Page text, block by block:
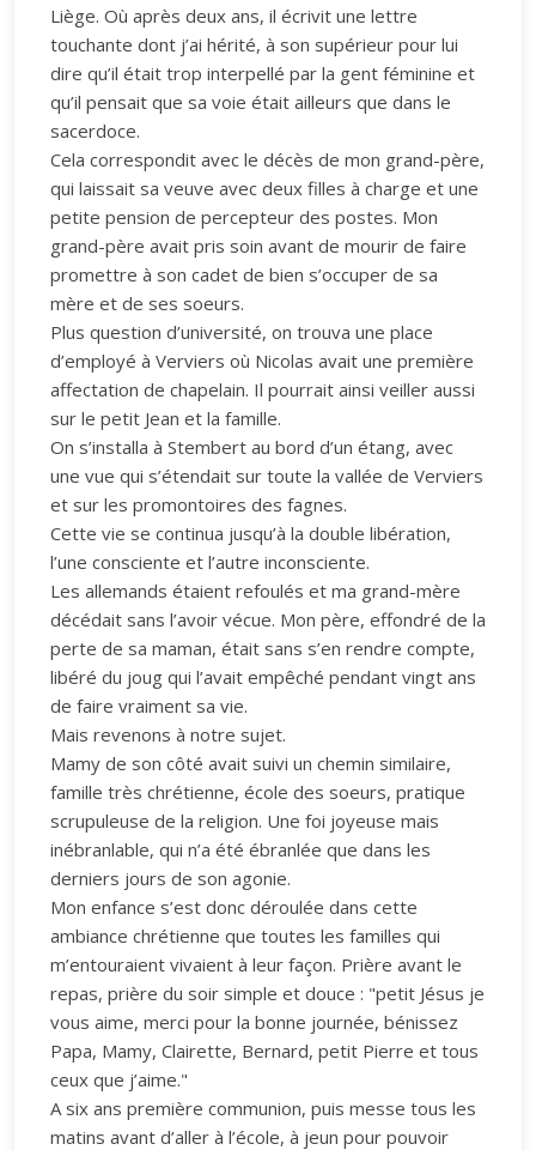
Liège. Où après deux ans, il écrivit une lettre
touchante dont j’ai hérité, à son supérieur pour lui
dire qu’il était trop interpellé par la gent féminine et
qu’il pensait que sa voie était ailleurs que dans le
sacerdoce.
Cela correspondit avec le décès de mon grand-père,
qui laissait sa veuve avec deux filles à charge et une
petite pension de percepteur des postes. Mon
grand-père avait pris soin avant de mourir de faire
promettre à son cadet de bien s’occuper de sa
mère et de ses soeurs.
Plus question d’université, on trouva une place
d’employé à Verviers où Nicolas avait une première
affectation de chapelain. Il pourrait ainsi veiller aussi
sur le petit Jean et la famille.
On s’installa à Stembert au bord d’un étang, avec
une vue qui s’étendait sur toute la vallée de Verviers
et sur les promontoires des fagnes.
Cette vie se continua jusqu’à la double libération,
l’une consciente et l’autre inconsciente.
Les allemands étaient refoulés et ma grand-mère
décédait sans l’avoir vécue. Mon père, effondré de la
perte de sa maman, était sans s’en rendre compte,
libéré du joug qui l’avait empêché pendant vingt ans
de faire vraiment sa vie.
Mais revenons à notre sujet.
Mamy de son côté avait suivi un chemin similaire,
famille très chrétienne, école des soeurs, pratique
scrupuleuse de la religion. Une foi joyeuse mais
inébranlable, qui n’a été ébranlée que dans les
derniers jours de son agonie.
Mon enfance s’est donc déroulée dans cette
ambiance chrétienne que toutes les familles qui
m’entouraient vivaient à leur façon. Prière avant le
repas, prière du soir simple et douce : "petit Jésus je
vous aime, merci pour la bonne journée, bénissez
Papa, Mamy, Clairette, Bernard, petit Pierre et tous
ceux que j’aime."
A six ans première communion, puis messe tous les
matins avant d’aller à l’école, à jeun pour pouvoir